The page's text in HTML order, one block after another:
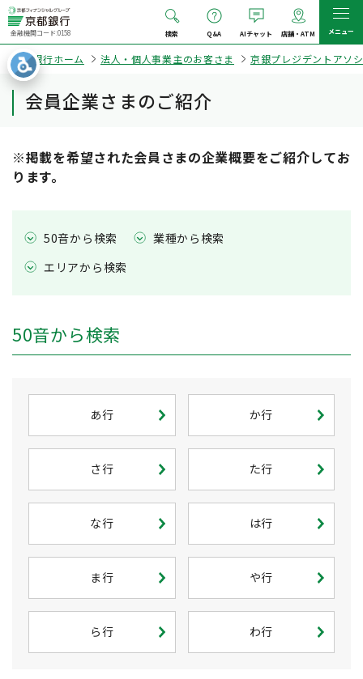
金融機関コード:0158 検索 Q&A AIチャット 店舗・ATM メニュー
京都銀行ホーム 法人・個人事業主のお客さま 京銀プレジデントアソ
会員企業さまのご紹介
※掲載を希望された会員さまの企業概要をご紹介してお
ります。
50音から検索
業種から検索
エリアから検索
50音から検索
あ行 か行
さ行 た行
な行 は行
ま行 や行
ら行 わ行